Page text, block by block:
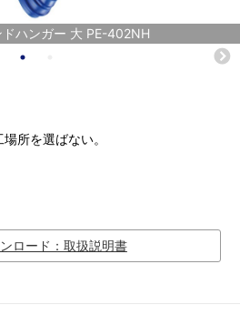
ドハンガー 大 PE-402NH
所を選ばない。
ロード：取扱説明書